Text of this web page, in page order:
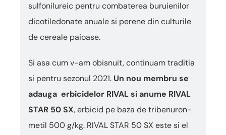
sulfonilureic pentru combaterea buruienilor
dicotiledonate anuale si perene din culturile
de cereale paioase.
Si asa cum v-am obisnuit, continuam traditia
si pentru sezonul 2021. Un nou membru se
adauga erbicidelor RIVAL si anume RIVAL
STAR 50 SX, erbicid pe baza de tribenuron-
metil 500 g/kg. RIVAL STAR 50 SX este si el